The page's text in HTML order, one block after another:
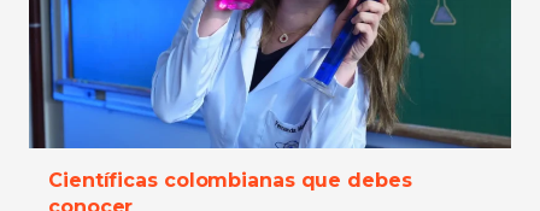
Científicas colombianas que debes